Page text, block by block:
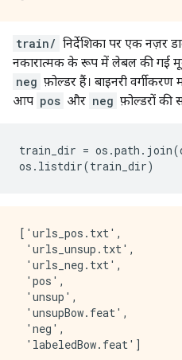
train/ निर्देशिका पर एक नज़र
नकारात्मक के रूप में लेबल की गई
neg फ़ोल्डर हैं। बाइनरी वर्गीकरण
आप pos और neg फ़ोल्डरों की
train_dir = os .path . join(
os . listdir(train_dir)
['urls_pos.txt',
'urls_unsup.txt',
'urls_neg.txt',
'pos',
'unsup',
'unsupBow.feat',
'neg',